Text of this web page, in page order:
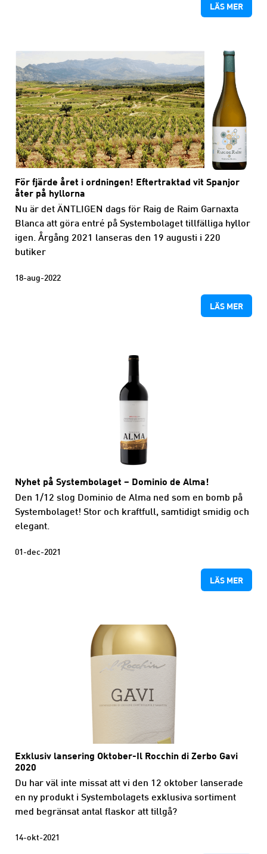
LÄS MER
För fjärde året i ordningen! Eftertraktad vit Spanjor
åter på hyllorna
Nu är det ÄNTLIGEN dags för Raig de Raim Garnaxta
Blanca att göra entré på Systembolaget tillfälliga hyllor
igen. Årgång 2021 lanseras den 19 augusti i 220
butiker
18-aug-2022
LÄS MER
Nyhet på Systembolaget – Dominio de Alma!
Den 1/12 slog Dominio de Alma ned som en bomb på
Systembolaget! Stor och kraftfull, samtidigt smidig och
elegant.
01-dec-2021
LÄS MER
Exklusiv lansering Oktober-Il Rocchin di Zerbo Gavi
2020
Du har väl inte missat att vi den 12 oktober lanserade
en ny produkt i Systembolagets exklusiva sortiment
med begränsat antal flaskor att tillgå?
14-okt-2021